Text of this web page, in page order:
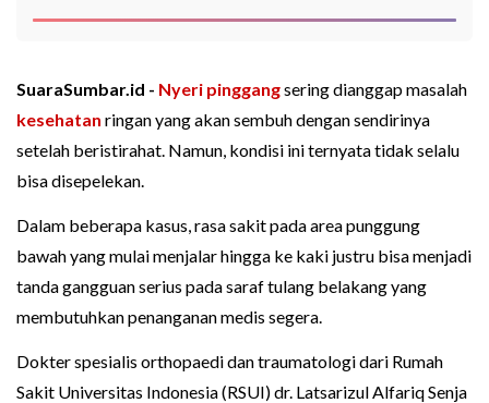
SuaraSumbar.id - Nyeri pinggangsering dianggap masalah
kesehatan ringan yang akan sembuh dengan sendirinya
setelah beristirahat. Namun, kondisi ini ternyata tidak selalu
bisa disepelekan.
Dalam beberapa kasus, rasa sakit pada area punggung
bawah yang mulai menjalar hingga ke kaki justru bisa menjadi
tanda gangguan serius pada saraf tulang belakang yang
membutuhkan penanganan medis segera.
Dokter spesialis orthopaedi dan traumatologi dari Rumah
Sakit Universitas Indonesia (RSUI) dr. Latsarizul Alfariq Senja